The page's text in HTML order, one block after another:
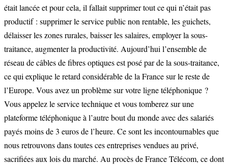
était lancée et pour cela, il fallait supprimer tout ce qui n’était pas
productif : supprimer le service public non rentable, les guichets,
délaisser les zones rurales, baisser les salaires, employer la sous-
traitance, augmenter la productivité. Aujourd’hui l’ensemble de
réseau de câbles de fibres optiques est posé par de la sous-traitance,
ce qui explique le retard considérable de la France sur le reste de
l’Europe. Vous avez un problème sur votre ligne téléphonique ?
Vous appelez le service technique et vous tomberez sur une
plateforme téléphonique à l’autre bout du monde avec des salariés
payés moins de 3 euros de l’heure. Ce sont les incontournables que
nous retrouvons dans toutes ces entreprises vendues au privé,
sacrifiées aux lois du marché. Au procès de France Télécom, ce dont